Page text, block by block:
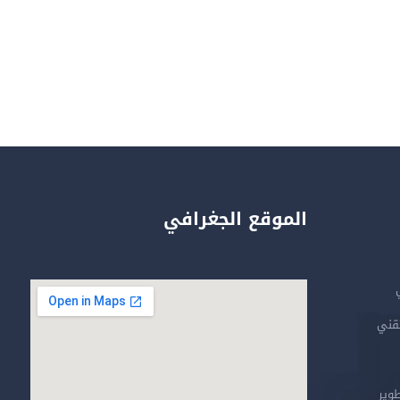
الموقع الجغرافي